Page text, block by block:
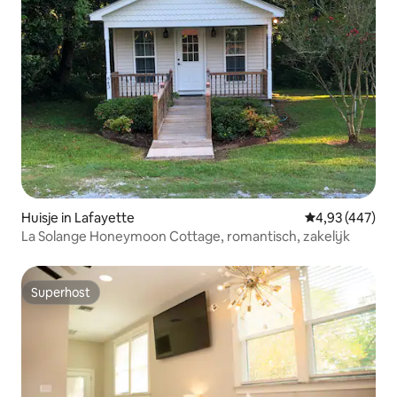
Huisje in Lafayette Gemiddelde
4,93 (447)
La Solange Honeymoon Cottage, romantisch, zakelijk
Superhost
Superhost